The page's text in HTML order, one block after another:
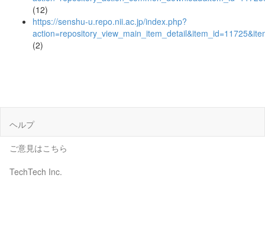
(12)
https://senshu-u.repo.nii.ac.jp/index.php?
(2)
ヘルプ
ご意見はこちら
TechTech Inc.